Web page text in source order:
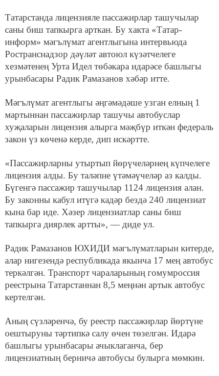
Татарстанда лицензияле пассажирлар ташучылар
саны биш тапкырга арткан. Бу хакта «Татар-
информ» мәгълүмат агентлыгына интервьюда
Ространснадзор дәүләт автоюл күзәтчелеге
хезмәтенең Урта Идел төбәкара идарәсе башлыгы
урынбасары Радик Рамазанов хәбәр итте.
Мәгълүмат агентлыгы әңгәмәдәше узган елның 1
мартыннан пассажирлар ташучы автобуслар
хуҗаларын лицензия алырга мәҗбүр иткән федераль
закон үз көченә керде, дип искәртте.
«Пассажирларны утыртып йөрүчеләрнең күпчелеге
лицензия алды. Бу таләпне үтәмәүчеләр аз калды.
Бүгенгә пассажир ташучылар 1124 лицензия алан.
Бу законны кабул итүгә кадәр бездә 240 лицензиат
кына бар иде. Хәзер лицензиатлар саны биш
тапкырга диярлек артты», — диде ул.
Радик Рамазанов ЮХИДИ мәгълүматларын китерде,
алар нигезендә республикада якынча 17 мең автобус
теркәлгән. Транспорт чараларының гомумроссия
реестрына Татарстаннан 8,5 меңнән артык автобус
кертелгән.
Аның сүзләренчә, бу реестр пассажирлар йөртүне
оештыруны тәртипкә салу өчен төзелгән. Идарә
башлыгы урынбасары ачыклаганча, бер
лицензиатның берничә автобусы булырга мөмкин.